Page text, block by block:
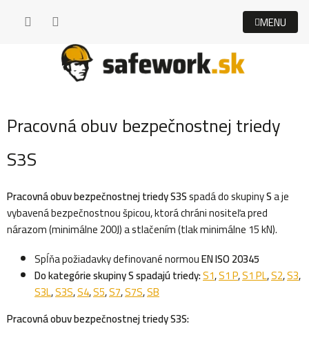
Pracovná obuv bezpečnostnej triedy
S3S
Pracovná obuv bezpečnostnej triedy S3Sspadá do skupinySaje
vybavená bezpečnostnou špicou, ktorá chráni nositeľa pred
nárazom (minimálne 200J) a stlačením (tlak minimálne 15 kN).
Spĺňa požiadavky definované normouEN ISO 20345
Do kategórie skupiny S spadajú triedy:S1,S1 P,S1 PL,S2,S3,
S3L,S3S,S4,S5,S7,S7S,SB
Pracovná obuv bezpečnostnej triedy S3S: